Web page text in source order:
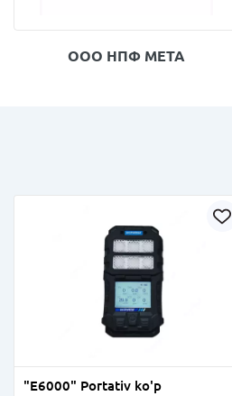
ООО НПФ МЕТА
"E6000" Portativ ko'p